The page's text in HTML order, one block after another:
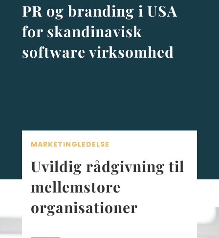
PR og branding i USA
for skandinavisk
software virksomhed
MARKETINGLEDELSE
Uvildig rådgivning til
mellemstore
organisationer